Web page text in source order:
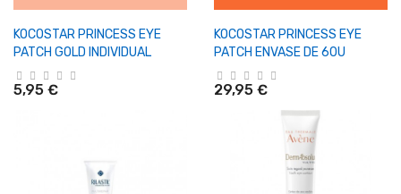
KOCOSTAR PRINCESS EYE
PATCH GOLD INDIVIDUAL
5,95 €
KOCOSTAR PRINCESS EYE
PATCH ENVASE DE 60U
29,95 €